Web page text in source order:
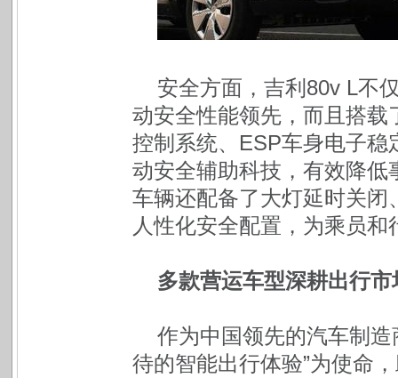
安全方面，吉利80v L不
动安全性能领先，而且搭
控制系统、ESP车身电子
动安全辅助科技，有效降
车辆还配备了大灯延时关
人性化安全配置，为乘员
多款营运车型深耕出行
作为中国领先的汽车制
待的智能出行体验”为使命